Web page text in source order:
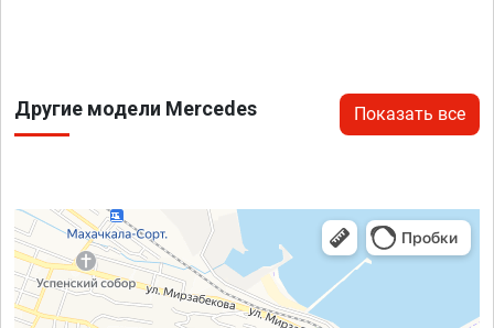
Другие модели Mercedes Показать все